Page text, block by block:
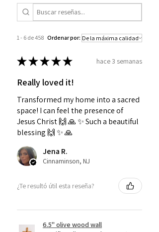
1 - 6 de 458 Ordenar por:
★★★★★ hace 3 semanas
Really loved it!
Transformed my home into a sacred
space! I can feel the presence of
Jesus Christ 🙌 🙏 ✨️ Such a beautiful
blessing 🙌 ✨️ 🙏
Jena R.
Cinnaminson, NJ
¿Te resultó útil esta reseña?
6.5" olive wood wall